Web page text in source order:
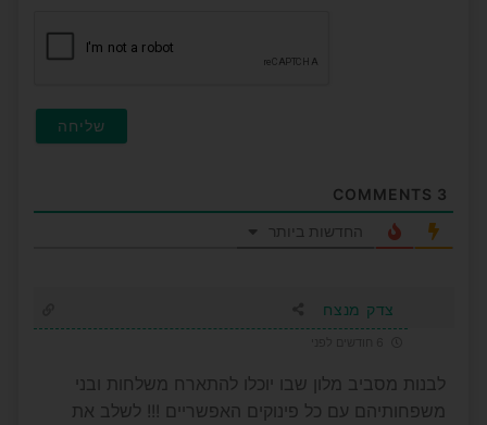
3
החדשות ביותר
צדק מנצח
לבנות מסביב מלון שבו יוכלו להתארח משלחות ובני
משפחותיהם עם כל פינוקים האפשריים !!! לשלב את